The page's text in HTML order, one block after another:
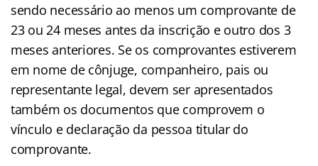
sendo necessário ao menos um comprovante de
23 ou 24 meses antes da inscrição e outro dos 3
meses anteriores. Se os comprovantes estiverem
em nome de cônjuge, companheiro, pais ou
representante legal, devem ser apresentados
também os documentos que comprovem o
vínculo e declaração da pessoa titular do
comprovante.